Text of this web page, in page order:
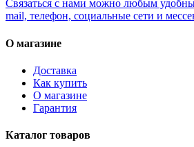
Связаться с нами можно любым
mail, телефон, социальные сети и
О магазине
Доставка
Как купить
О магазине
Гарантия
Каталог товаров